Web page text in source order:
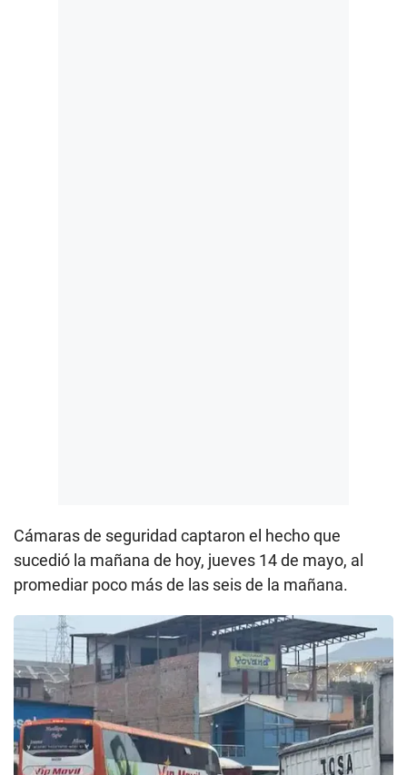
Cámaras de seguridad captaron el hecho que
sucedió la mañana de hoy, jueves 14 de mayo, al
promediar poco más de las seis de la mañana.